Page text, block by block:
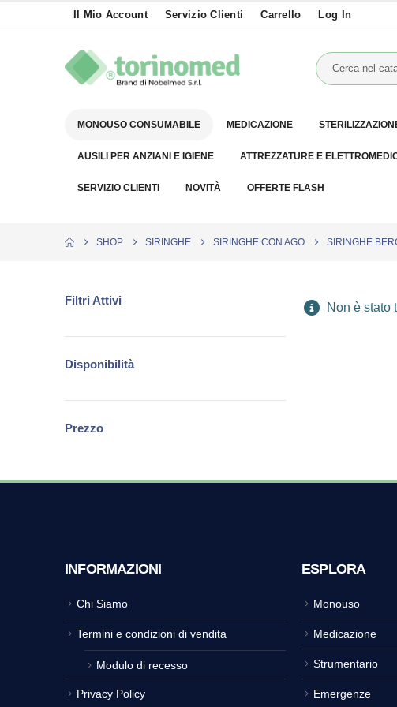
Il Mio Account Servizio Clienti Carrello Log In
MONOUSO CONSUMABILE MEDICAZIONE
AUSILI PER ANZIANI E IGIENE ATTREZZATURE E
SERVIZIO CLIENTI NOVITÀ OFFERTE FLASH
SHOP SIRINGHE SIRINGHE CON AGO SIRINGHE
Non è stato
Filtri Attivi
Disponibilità
Prezzo
INFORMAZIONI
Chi Siamo
Termini e condizioni di vendita
Modulo di recesso
Privacy Policy
ESPLORA
Monouso
Medicazione
Strumentario
Emergenze